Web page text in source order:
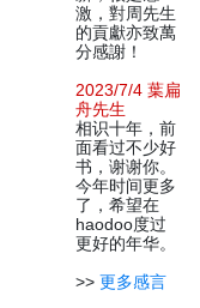
激，對周先生
的貢獻亦致萬
分感謝！
2023/7/4 葉扁
舟先生
相识十年，前
面看过不少好
书，谢谢你。
今年时间更多
了，希望在
haodoo度过
更好的年华。
>> 更多感言